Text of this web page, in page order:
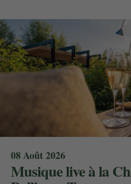
08 Août 2026
Musique live à la